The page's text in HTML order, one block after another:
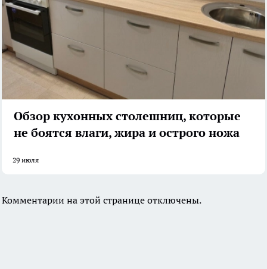
Обзор кухонных столешниц, которые
не боятся влаги, жира и острого ножа
29 июля
Комментарии на этой странице отключены.